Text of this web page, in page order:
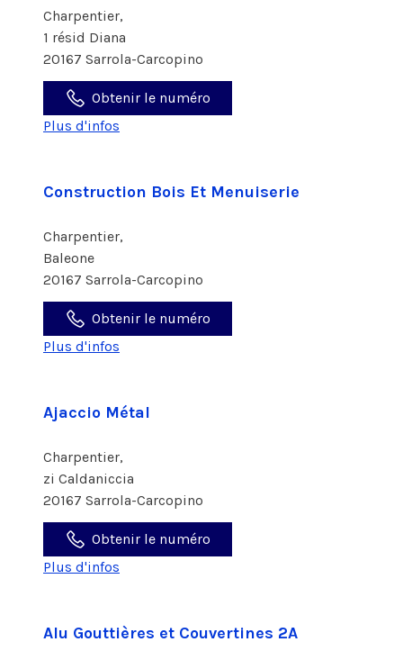
Charpentier,
1 résid Diana
20167 Sarrola-Carcopino
Obtenir le numéro
Plus d'infos
Construction Bois Et Menuiserie
Charpentier,
Baleone
20167 Sarrola-Carcopino
Obtenir le numéro
Plus d'infos
Ajaccio Métal
Charpentier,
zi Caldaniccia
20167 Sarrola-Carcopino
Obtenir le numéro
Plus d'infos
Alu Gouttières et Couvertines 2A